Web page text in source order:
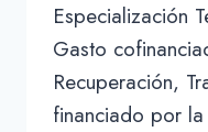
Especialización
Gasto
Recuperación,
financiado por